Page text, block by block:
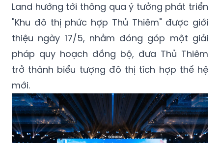
Land hướng tới thông qua ý tưởng phát triển
"Khu đô thị phức hợp Thủ Thiêm" được giới
thiệu ngày 17/5, nhằm đóng góp một giải
pháp quy hoạch đồng bộ, đưa Thủ Thiêm
trở thành biểu tượng đô thị tích hợp thế hệ
mới.